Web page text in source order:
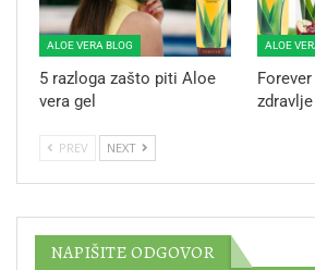
ALOE VERA BLOG
5 razloga zašto piti Aloe
vera gel
ALOE
PREV NEXT
NAPIŠITE ODGOVOR